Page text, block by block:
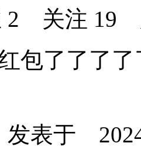
2 关注 19
包了了了了
表于